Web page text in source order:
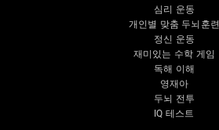
심리 운동
개인별 맞춤 두뇌훈련
정신 운동
재미있는 수학 게임
독해 이해
영재아
두뇌 전투
IQ 테스트